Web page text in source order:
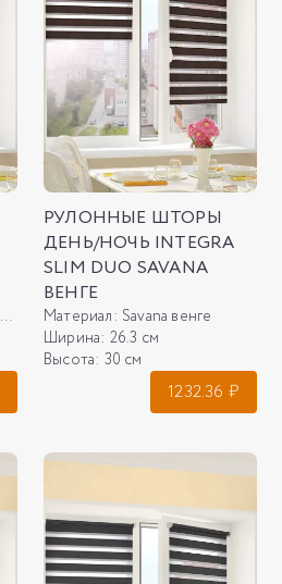
РУЛОННЫЕ ШТОРЫ
ДЕНЬ/НОЧЬ INTEGRA
SLIM DUO SAVANA
ВЕНГЕ
Материал: Savana венге
Ширина: 26.3 см
Высота: 30 см
1232.36 ₽